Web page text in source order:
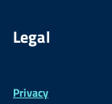
Legal
Privacy